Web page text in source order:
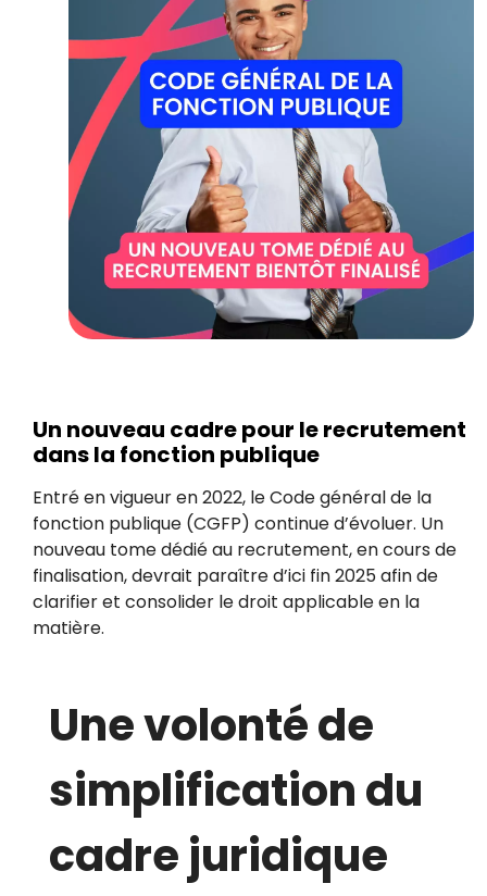
Un nouveau cadre pour le recrutement
dans la fonction publique
Entré en vigueur en 2022, le Code général de la
fonction publique (CGFP) continue d’évoluer. Un
nouveau tome dédié au recrutement, en cours de
finalisation, devrait paraître d’ici fin 2025 afin de
clarifier et consolider le droit applicable en la
matière.
Une volonté de
simplification du
cadre juridique